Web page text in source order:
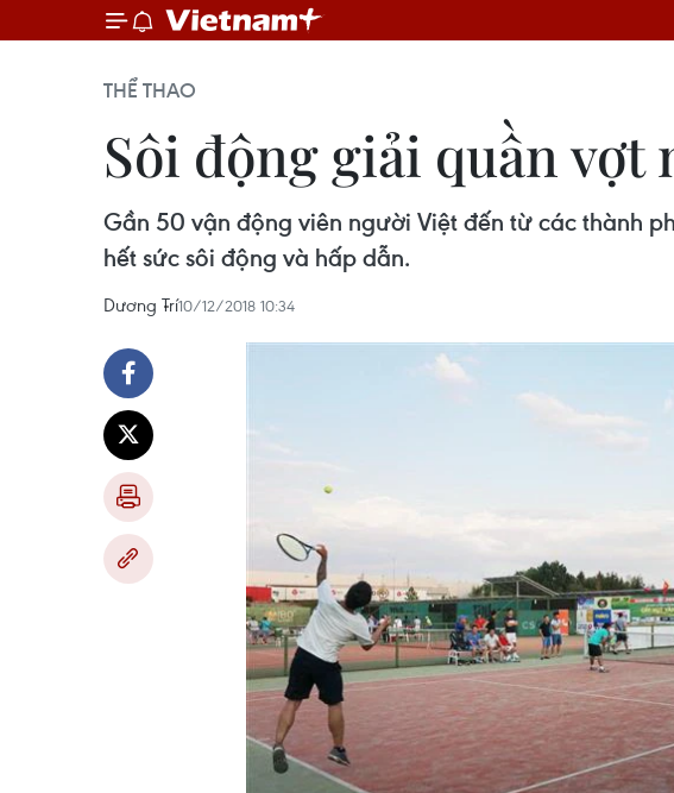
THỂ THAO
Sôi động giải quần
Gần 50 vận động viên người Việt đến từ các thành
hết sức sôi động và hấp dẫn.
Dương Trí10/12/2018 10:34